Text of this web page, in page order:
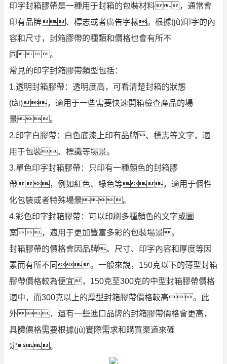
印字封箱膠帶是一種用于封箱的包裝材料，通常會
印有品牌、標志或者廣告字樣。根據(jù)印字的內
容和尺寸，封箱膠帶的種類和價格也會有所不
同。
常見的印字封箱膠帶類型包括：
1.透明封箱膠帶：透明度高，可看清楚封箱的狀態
(tài)，適用于一些需要快速開箱檢查產品的場
景。
2.印字白膠帶：白色底漆上印有品牌、標志等文字，適
用于包裝、標識等場景。
3.單色印字封箱膠帶：只印有一種顏色的封箱膠
帶，例如紅色、綠色等，適用于個性
化包裝或者特殊場景。
4.彩色印字封箱膠帶：可以印刷多種顏色的文字或圖
案，適用于更加豐富多彩的包裝場景。
封箱膠帶的價格會因品牌、尺寸、印字內容和厚度等因
素而有所不同。一般來說，150克以下的薄型封箱
膠帶價格較為便宜，150克至300克的中型封箱膠帶價格
適中，而300克以上的厚型封箱膠帶價格較高。此
外，還有一些進口品牌的封箱膠帶價格會更高，
具體價格需要根據(jù)實際需求和購買渠道來確
定。